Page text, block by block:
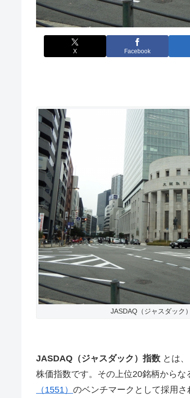
X Facebook
JASDAQ（ジャスダック
JASDAQ（ジャスダック）指数 とは
株価指数です。その上位20銘柄からな
（1551） のベンチマークとして採用さ